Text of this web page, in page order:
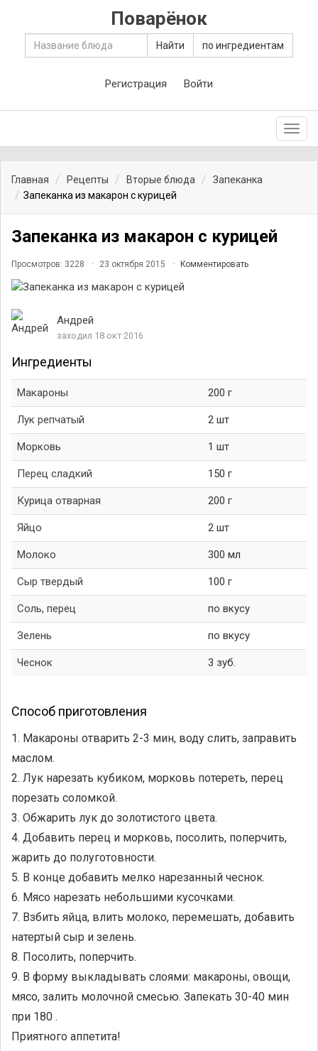
Поварёнок
Найти по ингредиентам
Регистрация Войти
Главная Рецепты Вторые блюда
Запеканка
Запеканка из макарон с курицей
Запеканка из макарон с курицей
Просмотров: 3228 23 октября 2015 Комментировать
Андрей
заходил 18 окт 2016
Ингредиенты
Макароны 200 г
Лук репчатый 2 шт
Морковь 1 шт
Перец сладкий 150 г
Курица отварная 200 г
Яйцо 2 шт
Молоко 300 мл
Сыр твердый 100 г
Соль, перец по вкусу
Зелень по вкусу
Чеснок 3 зуб.
Способ приготовления
1. Макароны отварить 2-3 мин, воду слить, заправить
маслом.
2. Лук нарезать кубиком, морковь потереть, перец
порезать соломкой.
3. Обжарить лук до золотистого цвета.
4. Добавить перец и морковь, посолить, поперчить,
жарить до полуготовности.
5. В конце добавить мелко нарезанный чеснок.
6. Мясо нарезать небольшими кусочками.
7. Взбить яйца, влить молоко, перемешать, добавить
натертый сыр и зелень.
8. Посолить, поперчить.
9. В форму выкладывать слоями: макароны, овощи,
мясо, залить молочной смесью. Запекать 30-40 мин
при 180 .
Приятного аппетита!